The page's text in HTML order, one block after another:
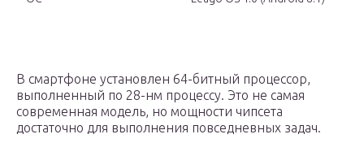
В смартфоне установлен 64-битный процессор,
выполненный по 28-нм процессу. Это не самая
современная модель, но мощности чипсета
достаточно для выполнения повседневных задач.